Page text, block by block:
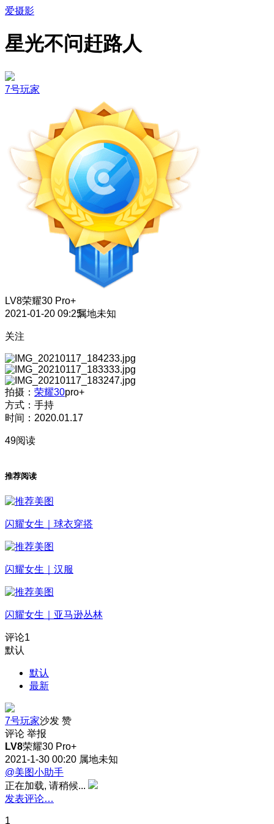
爱摄影
星光不问赶路人
7号玩家
LV8荣耀30 Pro+
2021-01-20 09:25属地未知
关注
拍摄： 荣耀30pro+
方式：手持
时间：2020.01.17
49阅读
推荐阅读
闪耀女生｜球衣穿搭
闪耀女生｜汉服
闪耀女生｜亚马逊丛林
评论1
默认
默认
最新
7号玩家沙发 赞
评论 举报
LV8荣耀30 Pro+
2021-1-30 00:20 属地未知
@美图小助手
正在加载, 请稍候...
发表评论…
1